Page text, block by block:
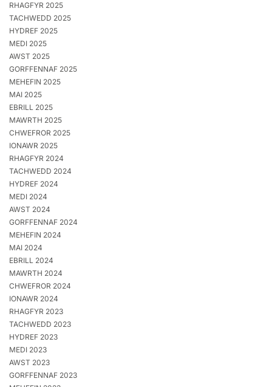
RHAGFYR 2025
TACHWEDD 2025
HYDREF 2025
MEDI 2025
AWST 2025
GORFFENNAF 2025
MEHEFIN 2025
MAI 2025
EBRILL 2025
MAWRTH 2025
CHWEFROR 2025
IONAWR 2025
RHAGFYR 2024
TACHWEDD 2024
HYDREF 2024
MEDI 2024
AWST 2024
GORFFENNAF 2024
MEHEFIN 2024
MAI 2024
EBRILL 2024
MAWRTH 2024
CHWEFROR 2024
IONAWR 2024
RHAGFYR 2023
TACHWEDD 2023
HYDREF 2023
MEDI 2023
AWST 2023
GORFFENNAF 2023